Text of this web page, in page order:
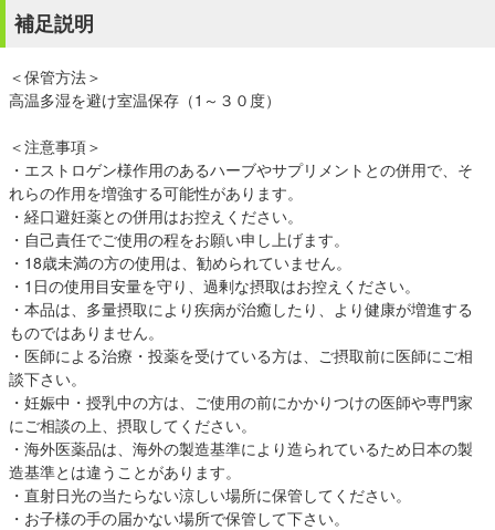
補足説明
＜保管方法＞
高温多湿を避け室温保存（1～３０度）
＜注意事項＞
・エストロゲン様作用のあるハーブやサプリメントとの併用で、そ
れらの作用を増強する可能性があります。
・経口避妊薬との併用はお控えください。
・自己責任でご使用の程をお願い申し上げます。
・18歳未満の方の使用は、勧められていません。
・1日の使用目安量を守り、過剰な摂取はお控えください。
・本品は、多量摂取により疾病が治癒したり、より健康が増進する
ものではありません。
・医師による治療・投薬を受けている方は、ご摂取前に医師にご相
談下さい。
・妊娠中・授乳中の方は、ご使用の前にかかりつけの医師や専門家
にご相談の上、摂取してください。
・海外医薬品は、海外の製造基準により造られているため日本の製
造基準とは違うことがあります。
・直射日光の当たらない涼しい場所に保管してください。
・お子様の手の届かない場所で保管して下さい。